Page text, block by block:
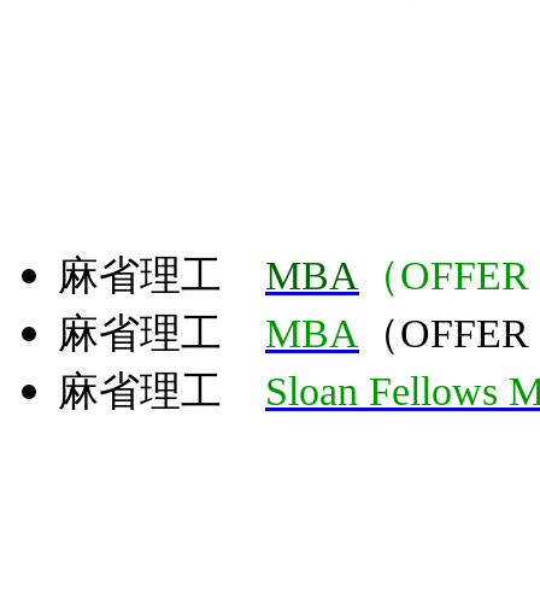
麻省理工 MBA （
麻省理工 MBA （
麻省理工 Sloan Fellows